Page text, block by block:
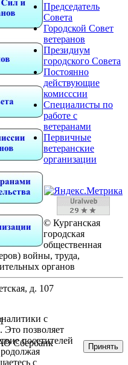
Председатель
Совета
Городской Совет
ветеранов
Президиум
городского Совета
Постоянно
действующие
комисссии
Специалисты по
работе с
ветеранами
Первичные
ветеранские
организации
© Курганская
городская
общественная
войны, труда,
органов
д. 107
Сбербанк
с
позволяет
посетителей
с
Принять